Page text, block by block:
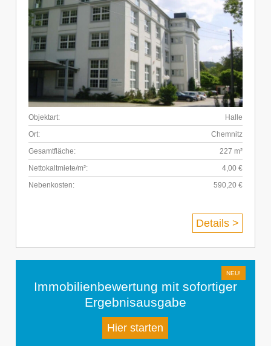
Objektart:
Halle
Ort:
Chemnitz
Gesamtfläche:
227 m²
Nettokaltmiete/m²:
4,00 €
Nebenkosten:
590,20 €
Details >
Immobilienbewertung mit sofortiger
Ergebnisausgabe
Hier starten